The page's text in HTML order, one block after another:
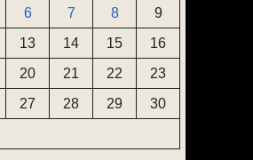
6 7 8
9
13 14 15
16
20 21 22
23
27 28 29
30